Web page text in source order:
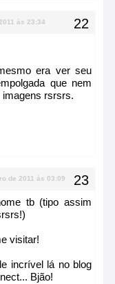
às 23:34
era ver seu
que nem
imagens rsrsrs.
de 2011 às 03:09
tb (tipo assim
visitar!
incrível lá no blog
Bjão!